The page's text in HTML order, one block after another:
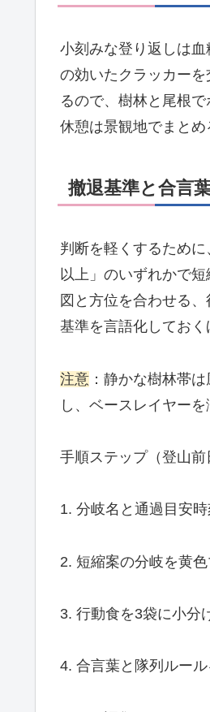
小刻みな登り返しは
の効いたクラッカー
るので、樹林と尾根
休憩は景観地でまとめ
撤退基準と合言
判断を軽くするため
以上」のいずれかで
図と方位を合わせる
基準を言語化しておく
注意 ：静かな樹林帯
し、ベースレイヤー
手順ステップ（登山前
1. 分岐名と通過目安
2. 短縮案の分岐を黄
3. 行動食を3袋に小分
4. 合言葉と隊列ルー